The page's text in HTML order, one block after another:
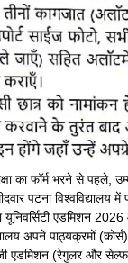
का फॉर्म भरने से पहले,
पटना विश्वविद्यालय
एडमिशन
अपने पाठ्यक्रमों
एडमिशन (रेगुलर और